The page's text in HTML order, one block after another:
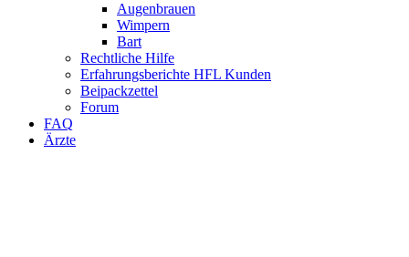
Augenbrauen
Wimpern
Bart
Rechtliche Hilfe
Erfahrungsberichte HFL Kunden
Beipackzettel
Forum
FAQ
Ärzte